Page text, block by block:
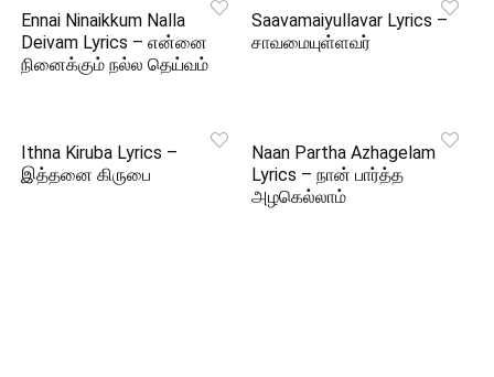
Ennai Ninaikkum Nalla
Deivam Lyrics – என்னை
நினைக்கும் நல்ல தெய்வம்
Saavamaiyullavar Lyrics –
சாவமையுள்ளவர்
Ithna Kiruba Lyrics –
இத்தனை கிருபை
Naan Partha Azhagelam
Lyrics – நான் பார்த்த
அழகெல்லாம்